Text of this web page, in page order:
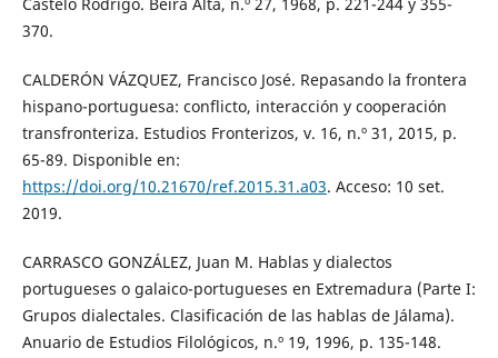
370.
CALDERÓN VÁZQUEZ, Francisco José. Repasando la frontera
hispano-portuguesa: conflicto, interacción y cooperación
transfronteriza. Estudios Fronterizos, v. 16, n.º 31, 2015, p.
65-89. Disponible en:
https://doi.org/10.21670/ref.2015.31.a03. Acceso: 10 set.
2019.
CARRASCO GONZÁLEZ, Juan M. Hablas y dialectos
portugueses o galaico-portugueses en Extremadura (Parte I:
Grupos dialectales. Clasificación de las hablas de Jálama).
Anuario de Estudios Filológicos, n.º 19, 1996, p. 135-148.